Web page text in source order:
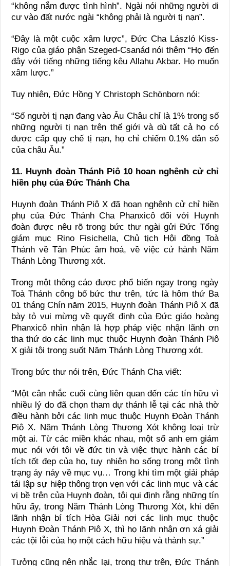
“không nắm được tình hình”. Ngài nói những người di
cư vào đất nước ngài “không phải là người tị nạn”.
“Đây là một cuộc xâm lược”, Đức Cha László Kiss-
Rigo của giáo phận Szeged-Csanád nói thêm “Họ đến
đây với tiếng những tiếng kêu Allahu Akbar. Họ muốn
xâm lược.”
Tuy nhiên, Đức Hồng Y Christoph Schönborn nói:
“Số người tị nạn đang vào Âu Châu chỉ là 1% trong số
những người tị nạn trên thế giới và dù tất cả họ có
được cấp quy chế tị nạn, họ chỉ chiếm 0.1% dân số
của châu Âu.”
11. Huynh đoàn Thánh Piô 10 hoan nghênh cử chỉ
hiền phụ của Đức Thánh Cha
Huynh đoàn Thánh Piô X đã hoan nghênh cử chỉ hiền
phụ của Đức Thánh Cha Phanxicô đối với Huynh
đoàn được nêu rõ trong bức thư ngài gửi Ðức Tổng
giám mục Rino Fisichella, Chủ tịch Hội đồng Toà
Thánh về Tân Phúc âm hoá, về việc cử hành Năm
Thánh Lòng Thương xót.
Trong một thông cáo được phổ biến ngay trong ngày
Toà Thánh công bố bức thư trên, tức là hôm thứ Ba
01 tháng Chín năm 2015, Huynh đoàn Thánh Piô X đã
bày tỏ vui mừng về quyết định của Ðức giáo hoàng
Phanxicô nhìn nhận là hợp pháp việc nhận lãnh ơn
tha thứ do các linh mục thuộc Huynh đoàn Thánh Piô
X giải tội trong suốt Năm Thánh Lòng Thương xót.
Trong bức thư nói trên, Đức Thánh Cha viết:
“Một cân nhắc cuối cùng liên quan đến các tín hữu vì
nhiều lý do đã chọn tham dự thánh lễ tại các nhà thờ
điều hành bởi các linh mục thuộc Huynh Đoàn Thánh
Piô X. Năm Thánh Lòng Thương Xót không loại trừ
một ai. Từ các miền khác nhau, một số anh em giám
mục nói với tôi về đức tin và việc thực hành các bí
tích tốt đẹp của họ, tuy nhiên họ sống trong một tình
trạng áy náy về mục vụ… Trong khi tìm một giải pháp
tái lập sự hiệp thông trọn vẹn với các linh mục và các
vị bề trên của Huynh đoàn, tôi qui định rằng những tín
hữu ấy, trong Năm Thánh Lòng Thương Xót, khi đến
lãnh nhận bí tích Hòa Giải nơi các linh mục thuộc
Huynh Đoàn Thánh Piô X, thì họ lãnh nhận ơn xá giải
các tội lỗi của họ một cách hữu hiệu và thành sự.”
Tưởng cũng nên nhắc lại, trong thư trên, Đức Thánh